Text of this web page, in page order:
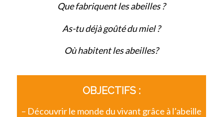
Que fabriquent les abeilles ?
As-tu déjà goûté du miel ?
Où habitent les abeilles?
OBJECTIFS :
– Découvrir le monde du vivant grâce à l’abeille